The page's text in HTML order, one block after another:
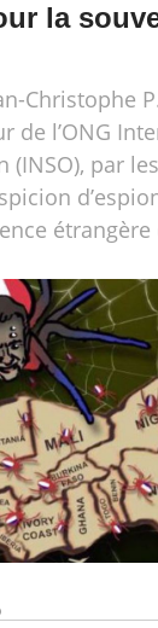
la
Christophe
de l’ONG
(INSO), par